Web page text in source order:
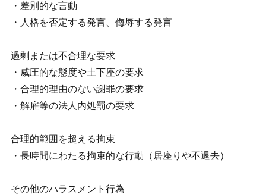
・差別的な言動
・人格を否定する発言、侮辱する発言
過剰または不合理な要求
・威圧的な態度や土下座の要求
・合理的理由のない謝罪の要求
・解雇等の法人内処罰の要求
合理的範囲を超える拘束
・長時間にわたる拘束的な行動（居座りや不退去）
その他のハラスメント行為